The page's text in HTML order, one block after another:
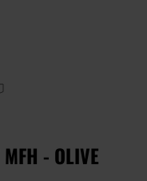
- OLIVE